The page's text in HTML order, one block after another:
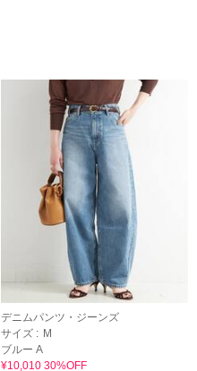
デニムパンツ・ジーンズ
サイズ : M
ブルー A
¥10,010 30%OFF